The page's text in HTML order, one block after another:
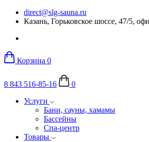
direct@slg-sauna.ru
Казань, Горьковское шоссе, 47/5,
Корзина 0
8 843 516-85-16
0
Услуги
Бани, сауны, хамамы
Бассейны
Спа-центр
Товары